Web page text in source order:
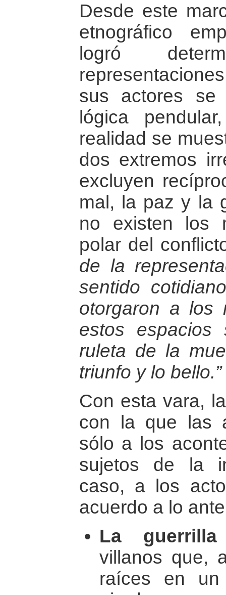
Desde este
etnográfico
logró
sus actores se
lógica
realidad se
dos extremos
excluyen
mal, la paz y la
no existen los
polar del
de la
sentido
otorgaron a los
estos
ruleta de la
triunfo y lo
Con esta vara,
con la que las
sólo a los
sujetos de la
caso, a los
acuerdo a lo
La guerrilla
villanos que,
raíces en un